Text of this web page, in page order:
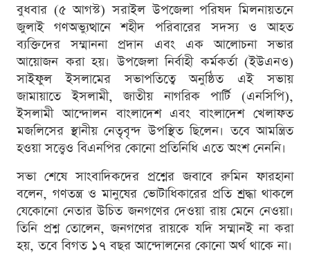
বুধবার (৫ আগস্ট) সরাইল উপজেলা পরিষদ মিলনায়তনে
জুলাই গণঅভ্যুত্থানে শহীদ পরিবারের সদস্য ও আহত
ব্যক্তিদের সম্মাননা প্রদান এবং এক আলোচনা সভার
আয়োজন করা হয়। উপজেলা নির্বাহী কর্মকর্তা (ইউএনও)
সাইফুল ইসলামের সভাপতিত্বে অনুষ্ঠিত এই সভায়
জামায়াতে ইসলামী, জাতীয় নাগরিক পার্টি (এনসিপি),
ইসলামী আন্দোলন বাংলাদেশ এবং বাংলাদেশ খেলাফত
মজলিসের স্থানীয় নেতৃবৃন্দ উপস্থিত ছিলেন। তবে আমন্ত্রিত
হওয়া সত্ত্বেও বিএনপির কোনো প্রতিনিধি এতে অংশ নেননি।
সভা শেষে সাংবাদিকদের প্রশ্নের জবাবে রুমিন ফারহানা
বলেন, গণতন্ত্র ও মানুষের ভোটাধিকারের প্রতি শ্রদ্ধা থাকলে
যেকোনো নেতার উচিত জনগণের দেওয়া রায় মেনে নেওয়া।
তিনি প্রশ্ন তোলেন, জনগণের রায়কে যদি সম্মানই না করা
হয়, তবে বিগত ১৭ বছর আন্দোলনের কোনো অর্থ থাকে না।